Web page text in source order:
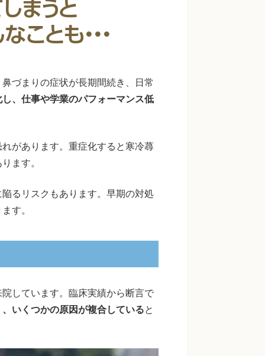
づまりの症状が長期間続き、日常
、仕事や学業のパフォーマンス低
があります。重症化すると寒冷蕁
ます。
るリスクもあります。早期の対処
す。
しています。臨床実績から断言で
いくつかの原因が複合していると